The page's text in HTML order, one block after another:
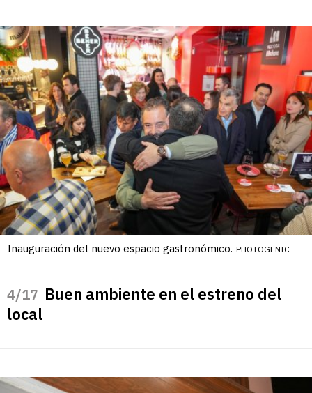
Inauguración del nuevo espacio gastronómico. PHOTOGENIC
/17 Buen ambiente en el estreno del
local